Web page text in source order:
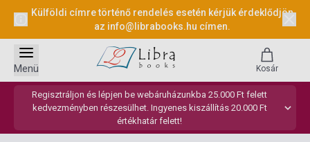
Külföldi címre történő rendelés esetén kérjük érdeklődjön
az info@librabooks.hu címen.
Regisztráljon és lépjen be webáruházunkba 25.000 Ft felett
kedvezményben részesülhet. Ingyenes kiszállítás 20.000 Ft
értékhatár felett!
Menü Kosár